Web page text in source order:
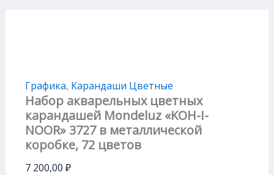
Графика, Карандаши Цветные
Набор акварельных цветных
карандашей Mondeluz «KOH-I-
NOOR» 3727 в металлической
коробке, 72 цветов
7 200,00 ₽